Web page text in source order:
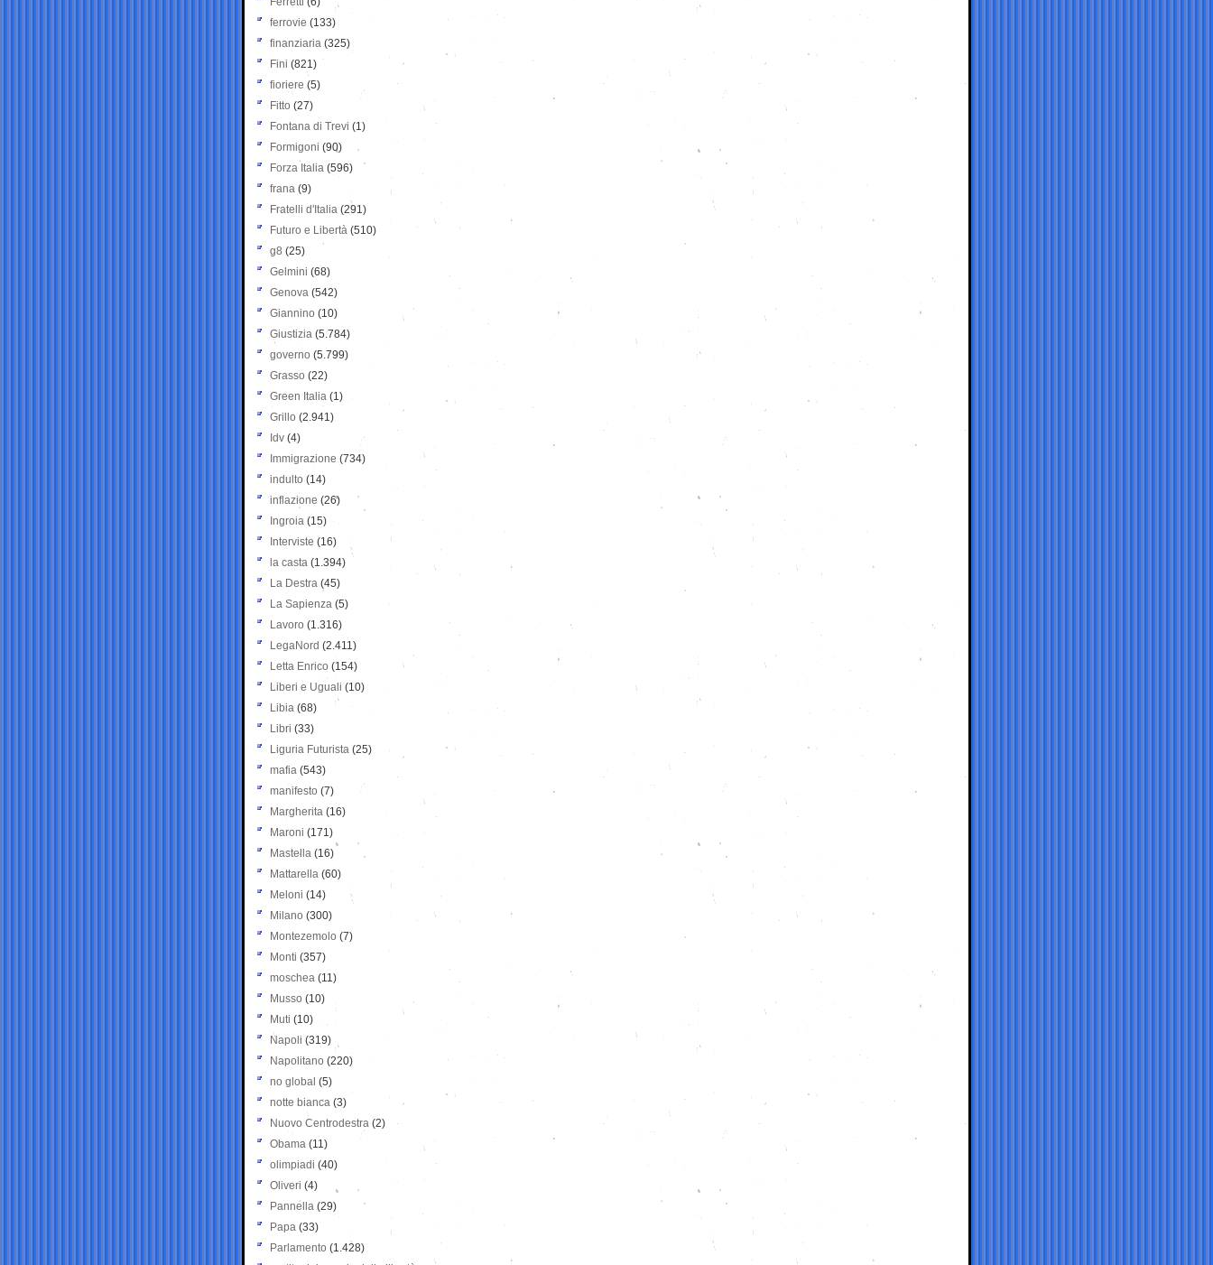
ferrovie (133)
finanziaria (325)
Fini (821)
fioriere (5)
Fitto (27)
Fontana di Trevi (1)
Formigoni (90)
Forza Italia (596)
frana (9)
Fratelli d'Italia (291)
Futuro e Libertà (510)
g8 (25)
Gelmini (68)
Genova (542)
Giannino (10)
Giustizia (5.784)
governo (5.799)
Grasso (22)
Green Italia (1)
Grillo (2.941)
Idv (4)
Immigrazione (734)
indulto (14)
inflazione (26)
Ingroia (15)
Interviste (16)
la casta (1.394)
La Destra (45)
La Sapienza (5)
Lavoro (1.316)
LegaNord (2.411)
Letta Enrico (154)
Liberi e Uguali (10)
Libia (68)
Libri (33)
Liguria Futurista (25)
mafia (543)
manifesto (7)
Margherita (16)
Maroni (171)
Mastella (16)
Mattarella (60)
Meloni (14)
Milano (300)
Montezemolo (7)
Monti (357)
moschea (11)
Musso (10)
Muti (10)
Napoli (319)
Napolitano (220)
no global (5)
notte bianca (3)
Nuovo Centrodestra (2)
Obama (11)
olimpiadi (40)
Oliveri (4)
Pannella (29)
Papa (33)
Parlamento (1.428)